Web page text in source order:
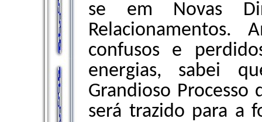
se em Novas
Relacionamentos.
confusos e
energias, sabei
Grandioso Processo
será trazido para a